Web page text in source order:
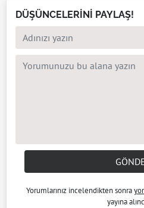
DÜŞÜNCELERİNİ PAYLAŞ!
Yorumlarınız incelendikten sonra
yayına